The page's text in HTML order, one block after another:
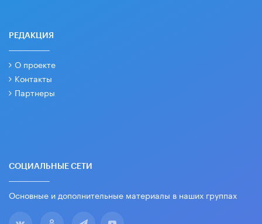
РЕДАКЦИЯ
О проекте
Контакты
Партнеры
СОЦИАЛЬНЫЕ СЕТИ
Основные и дополнительные материалы в наших группах